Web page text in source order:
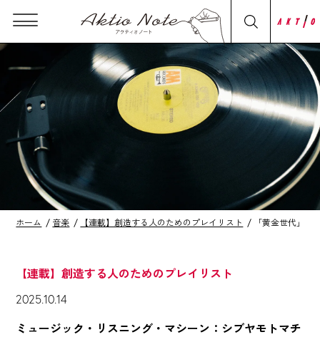
ホーム 音楽 【連載】創造する人のためのプレイリスト 「黄金世代」
【連載】創造する人のためのプレイリスト
2025.10.14
ミュージック・リスニング・マシーン：シブヤモトマチ